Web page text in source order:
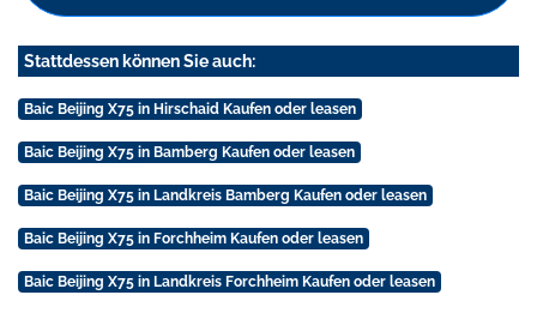
Stattdessen können Sie auch:
Baic Beijing X75 in Hirschaid Kaufen oder leasen
Baic Beijing X75 in Bamberg Kaufen oder leasen
Baic Beijing X75 in Landkreis Bamberg Kaufen oder leasen
Baic Beijing X75 in Forchheim Kaufen oder leasen
Baic Beijing X75 in Landkreis Forchheim Kaufen oder leasen